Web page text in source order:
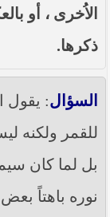
الاُخرى ، أو
ذكرها.
السؤال:
للقمر ولكنه
بل لما كان
نوره باهتاً